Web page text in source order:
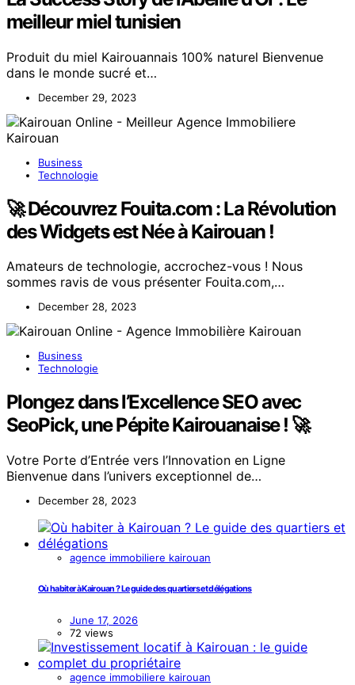
meilleur miel tunisien
Produit du miel Kairouannais 100% naturel Bienvenue
dans le monde sucré et…
December 29, 2023
Business
Technologie
🚀 Découvrez Fouita.com : La Révolution
des Widgets est Née à Kairouan !
Amateurs de technologie, accrochez-vous ! Nous
sommes ravis de vous présenter Fouita.com,…
December 28, 2023
Business
Technologie
Plongez dans l’Excellence SEO avec
SeoPick, une Pépite Kairouanaise ! 🚀
Votre Porte d’Entrée vers l’Innovation en Ligne
Bienvenue dans l’univers exceptionnel de…
December 28, 2023
agence immobiliere kairouan
Où habiter à Kairouan ? Le guide des quartiers et délégations
June 17, 2026
72 views
agence immobiliere kairouan